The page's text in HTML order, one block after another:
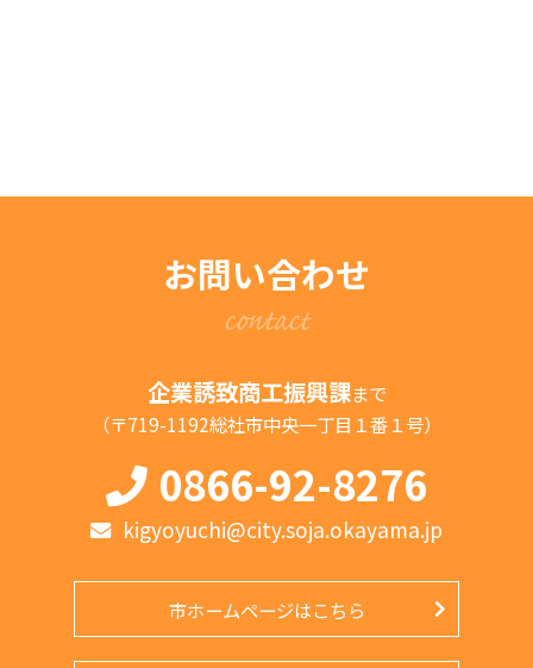
お問い合わせ
contact
企業誘致商工振興課まで
（〒719-1192総社市中央一丁目１番１号）
0866-92-8276
kigyoyuchi@city.soja.okayama.jp
市ホームページはこちら